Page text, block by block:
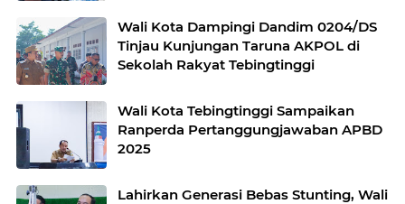
Wali Kota Dampingi Dandim 0204/DS
Tinjau Kunjungan Taruna AKPOL di
Sekolah Rakyat Tebingtinggi
Wali Kota Tebingtinggi Sampaikan
Ranperda Pertanggungjawaban APBD
2025
Lahirkan Generasi Bebas Stunting, Wali